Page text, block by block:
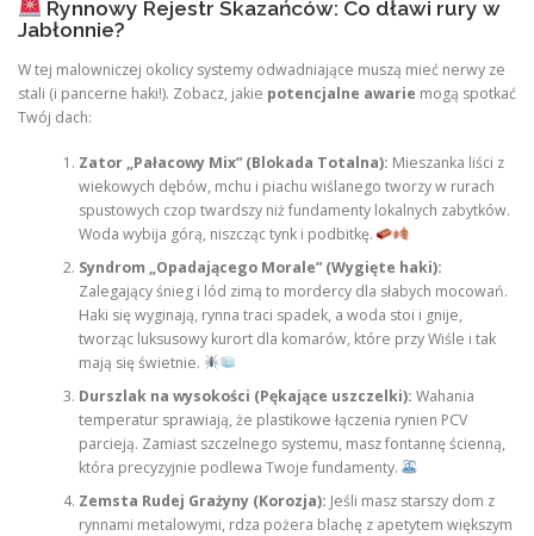
Rynnowy Rejestr Skazańców: Co dławi rury w
Jabłonnie?
W tej malowniczej okolicy systemy odwadniające muszą mieć nerwy ze
stali (i pancerne haki!). Zobacz, jakie potencjalne awarie mogą spotkać
Twój dach:
Zator „Pałacowy Mix” (Blokada Totalna): Mieszanka liści z
wiekowych dębów, mchu i piachu wiślanego tworzy w rurach
spustowych czop twardszy niż fundamenty lokalnych zabytków.
Woda wybija górą, niszcząc tynk i podbitkę.
Syndrom „Opadającego Morale” (Wygięte haki):
Zalegający śnieg i lód zimą to mordercy dla słabych mocowań.
Haki się wyginają, rynna traci spadek, a woda stoi i gnije,
tworząc luksusowy kurort dla komarów, które przy Wiśle i tak
mają się świetnie.
Durszlak na wysokości (Pękające uszczelki): Wahania
temperatur sprawiają, że plastikowe łączenia rynien PCV
parcieją. Zamiast szczelnego systemu, masz fontannę ścienną,
która precyzyjnie podlewa Twoje fundamenty.
Zemsta Rudej Grażyny (Korozja): Jeśli masz starszy dom z
rynnami metalowymi, rdza pożera blachę z apetytem większym